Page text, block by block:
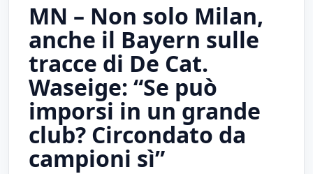
MN – Non solo Milan,
anche il Bayern sulle
tracce di De Cat.
Waseige: “Se può
imporsi in un grande
club? Circondato da
campioni sì”